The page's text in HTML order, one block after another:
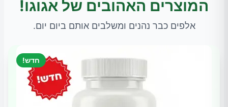
המוצרים האהובים של אגוגו!
אלפים כבר נהנים ומשלבים אותם ביום יום.
חדש!